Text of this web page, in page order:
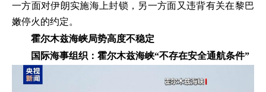
一方面对伊朗实施海上封锁，另一方面又违背有关在黎巴
嫩停火的约定。
霍尔木兹海峡局势高度不稳定
国际海事组织：霍尔木兹海峡“不存在安全通航条件”